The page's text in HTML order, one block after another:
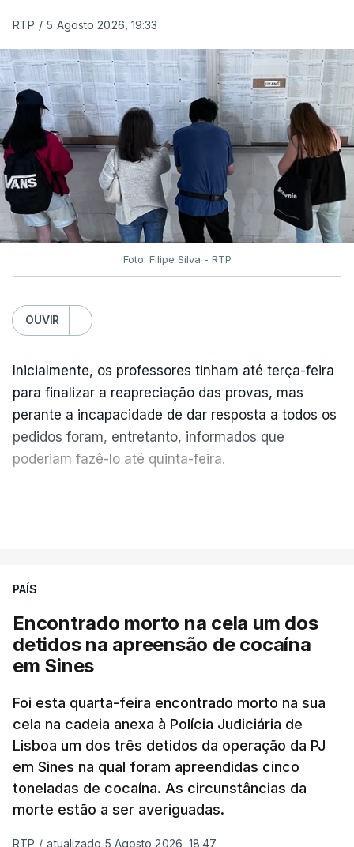
RTP / 5 Agosto 2026, 19:33
Foto: Filipe Silva - RTP
OUVIR
Inicialmente, os professores tinham até terça-feira
para finalizar a reapreciação das provas, mas
perante a incapacidade de dar resposta a todos os
pedidos foram, entretanto, informados que
poderiam fazê-lo até quinta-feira.
No domingo, estavam concluídos cerca de 50 por
cento dos mais de 20 mil pedidos de reapreciação,
mas Cristina Mota, porta-voz da Missão Escola
Pública, tem dúvidas de que o processo esteja
"Durante o fim de semana e nos últimos dias,
apercebamo-nos que ainda estão a ser
convocados professores para reapreciações"
disse a professora à agência Lusa."Será
praticamente impossível termos a totalidade
PAÍS
Encontrado morto na cela um dos
detidos na apreensão de cocaína
em Sines
Foi esta quarta-feira encontrado morto na sua
cela na cadeia anexa à Polícia Judiciária de
Lisboa um dos três detidos da operação da PJ
em Sines na qual foram apreendidas cinco
toneladas de cocaína. As circunstâncias da
morte estão a ser averiguadas.
RTP / atualizado 5 Agosto 2026, 18:47